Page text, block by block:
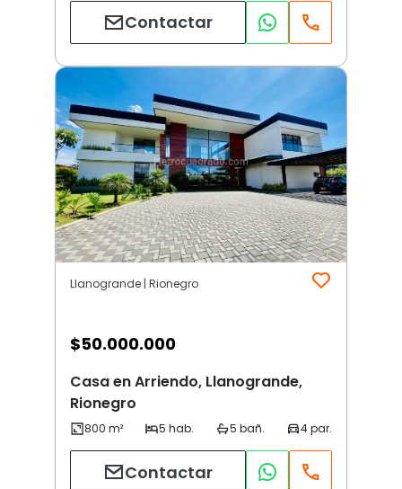
Contactar
Llanogrande | Rionegro
$50.000.000
Casa en Arriendo, Llanogrande,
Rionegro
Contactar